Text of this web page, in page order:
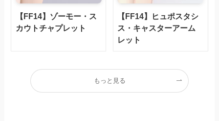
【FF14】ゾーモー・ス
カウトチャプレット
【FF14】ヒュポスタシ
ス・キャスターアーム
レット
もっと見る